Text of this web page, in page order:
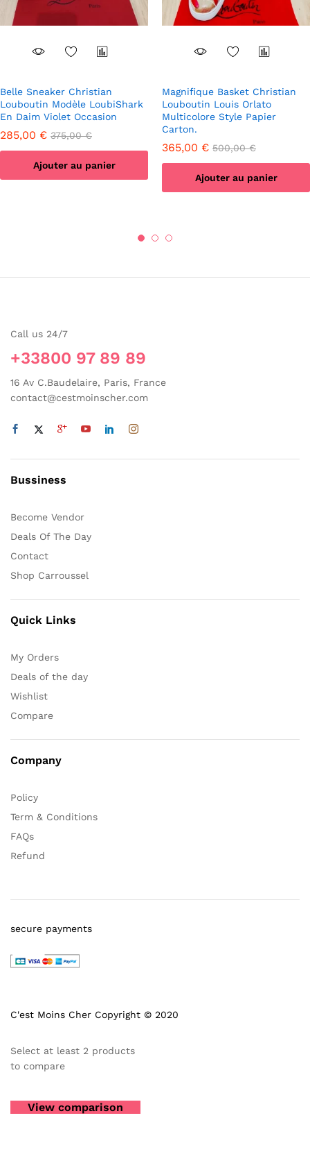
Belle Sneaker Christian
Louboutin Modèle LoubiShark
En Daim Violet Occasion
285,00 € 375,00€
Ajouter au panier
Magnifique Basket Christian
Louboutin Louis Orlato
Multicolore Style Papier
Carton.
365,00 € 500,00€
Ajouter au panier
Call us 24/7
+33800 97 89 89
16 Av C.Baudelaire, Paris, France
contact@cestmoinscher.com
Bussiness
Become Vendor
Deals Of The Day
Contact
Shop Carroussel
Quick Links
My Orders
Deals of the day
Wishlist
Compare
Company
Policy
Term & Conditions
FAQs
Refund
C'est Moins Cher Copyright © 2020
secure payments
Select at least 2 products
to compare
View comparison